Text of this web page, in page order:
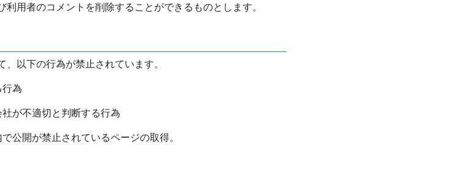
用者のコメントを削除することができるものとします。
以下の行為が禁止されています。
為
が不適切と判断する行為
公開が禁止されているページの取得。